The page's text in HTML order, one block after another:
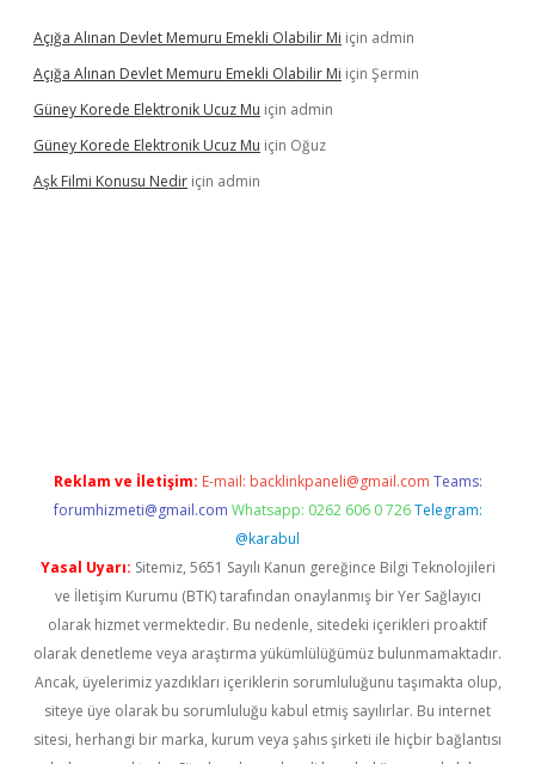
Açığa Alınan Devlet Memuru Emekli Olabilir Mi için admin
Açığa Alınan Devlet Memuru Emekli Olabilir Mi için Şermin
Güney Korede Elektronik Ucuz Mu için admin
Güney Korede Elektronik Ucuz Mu için Oğuz
Aşk Filmi Konusu Nedir için admin
Reklam ve İletişim: E-mail: backlinkpaneli@gmail.com Teams:
forumhizmeti@gmail.com Whatsapp: 0262 606 0 726 Telegram:
@karabul
Yasal Uyarı: Sitemiz, 5651 Sayılı Kanun gereğince Bilgi Teknolojileri
ve İletişim Kurumu (BTK) tarafından onaylanmış bir Yer Sağlayıcı
olarak hizmet vermektedir. Bu nedenle, sitedeki içerikleri proaktif
olarak denetleme veya araştırma yükümlülüğümüz bulunmamaktadır.
Ancak, üyelerimiz yazdıkları içeriklerin sorumluluğunu taşımakta olup,
siteye üye olarak bu sorumluluğu kabul etmiş sayılırlar. Bu internet
sitesi, herhangi bir marka, kurum veya şahıs şirketi ile hiçbir bağlantısı